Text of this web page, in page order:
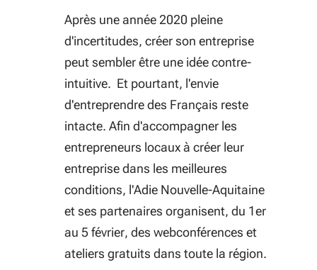
Après une année 2020 pleine
d'incertitudes, créer son entreprise
peut sembler être une idée contre-
intuitive. Et pourtant, l'envie
d'entreprendre des Français reste
intacte. Afin d'accompagner les
entrepreneurs locaux à créer leur
entreprise dans les meilleures
conditions, l'Adie Nouvelle-Aquitaine
et ses partenaires organisent, du 1er
au 5 février, des webconférences et
ateliers gratuits dans toute la région.